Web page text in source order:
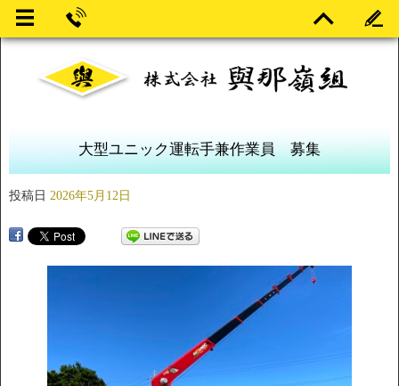
大型ユニック運転手兼作業員 募集
投稿日 2026年5月12日